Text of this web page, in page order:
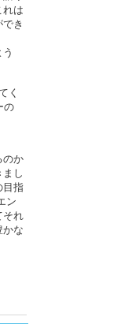
れは
き
く
の
のか
し
目指
ン
それ
かな